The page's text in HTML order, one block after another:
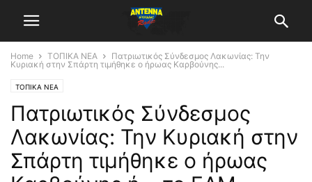
Home ΤΟΠΙΚΑ ΝΕΑ
Πατριωτικός Σύνδεσμος Λακωνίας: Την
Κυριακή στην Σπάρτη τιμήθηκε ο ήρωας Καρβούνης...
ΤΟΠΙΚΑ ΝΕΑ
Πατριωτικός Σύνδεσμος
Λακωνίας: Την Κυριακή στην
Σπάρτη τιμήθηκε ο ήρωας